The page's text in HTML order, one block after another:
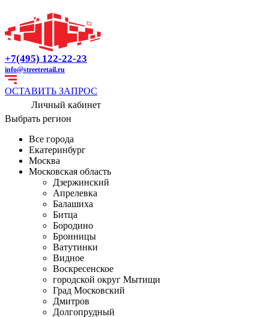
+7(495) 122-22-23
info@streetretail.ru
ОСТАВИТЬ ЗАПРОС
Личный кабинет
Выбрать регион
Все города
Екатеринбург
Москва
Московская область
Дзержинский
Апрелевка
Балашиха
Битца
Бородино
Бронницы
Ватутинки
Видное
Воскресенское
городской округ Мытищи
Град Московский
Дмитров
Долгопрудный